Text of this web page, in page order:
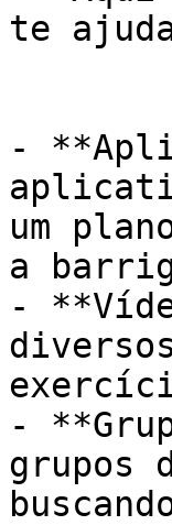
te
-
um
a
-
-
grupos